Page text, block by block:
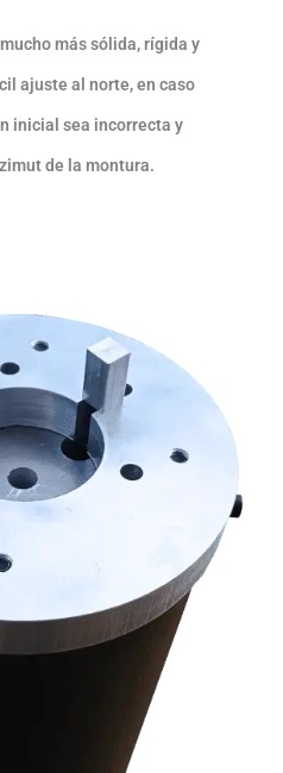
más sólida, rígida y
ajuste al norte, en caso
inicial sea incorrecta y
de la montura.